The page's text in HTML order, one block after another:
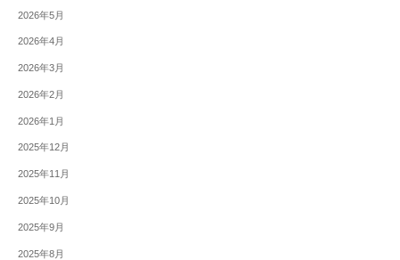
2026年5月
2026年4月
2026年3月
2026年2月
2026年1月
2025年12月
2025年11月
2025年10月
2025年9月
2025年8月